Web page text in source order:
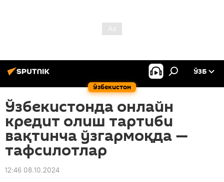
Ўзбекистон
ЎЗБ
Ўзбекистонда онлайн
кредит олиш тартиби
вақтинча ўзгармоқда —
тафсилотлар
12:46 08.10.2024